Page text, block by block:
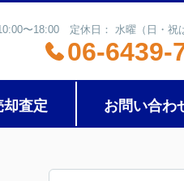
〜18:00 定休日： 水曜（日・祝
06-6439-
却査定 お問い合わ